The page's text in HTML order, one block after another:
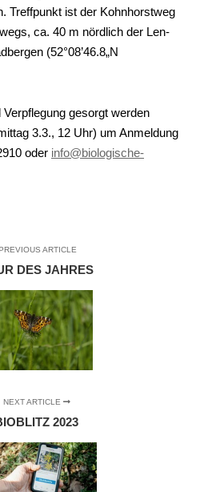
Treff­punkt ist der Kohn­horst­weg
ca. 40 m nörd­lich der Len­
(52°08’46.8„N
gesorgt wer­den
3.3., 12 Uhr) um Anmel­dung
oder info@biologische-
ARTICLE
DES JAHRES
NEXT ARTICLE
2023